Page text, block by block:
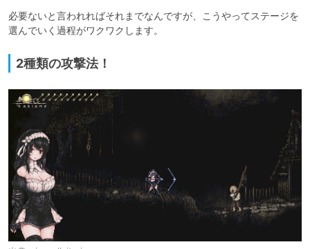
必要ないと言われればそれまでなんですが、こうやってステージを
選んでいく過程がワクワクします。
2種類の攻撃法！